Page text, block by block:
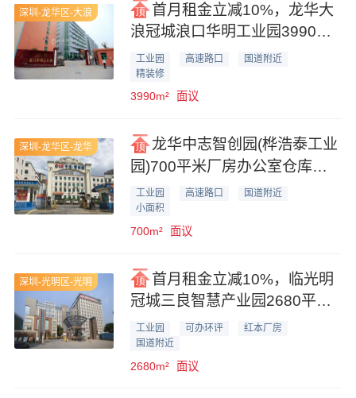
深圳-龙华区-大浪
首月租金立减10%，龙华大
浪冠城浪口华明工业园3990平
方厂房业主出租
工业园 高速路口
国道附近
精装修
3990m² 面议
深圳-龙华区-龙华
龙华中志智创园(桦浩泰工业
园)700平米厂房办公室仓库业
主直租
工业园 高速路口
国道附近
小面积
700m² 面议
深圳-光明区-光明
首月租金立减10%，临光明
冠城三良智慧产业园2680平米
厂房业主直租
工业园 可办环评
红本厂房
国道附近
2680m² 面议